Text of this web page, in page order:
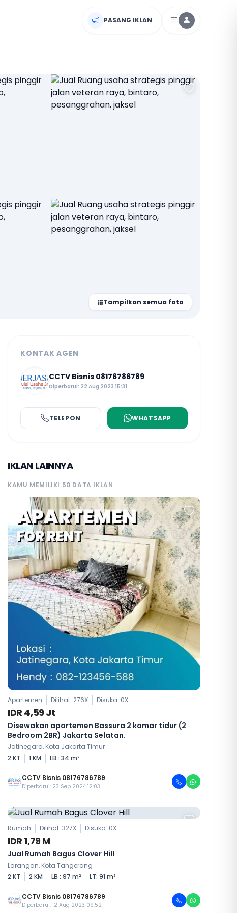
PASANG IKLAN
Tampilkan semua foto
KONTAK AGEN
CCTV Bisnis 08176786789
Diperbarui: 22 Aug 2023 15:31
TELEPON WHATSAPP
IKLAN LAINNYA
KAMU MEMILIKI 50 DATA IKLAN
Apartemen Dilihat: 276X Disuka: 0X
IDR 4,59 Jt
Disewakan apartemen Bassura 2 kamar tidur (2
Bedroom 2BR) Jakarta Selatan.
Jatinegara, Kota Jakarta Timur
2 KT
1 KM LB : 34 m²
CCTV Bisnis 08176786789
Diperbarui: 23 Sep 2024 12:03
Rumah Dilihat: 327X Disuka: 0X
IDR 1,79 M
Jual Rumah Bagus Clover Hill
Larangan, Kota Tangerang
2 KT
2 KM LB : 97 m² LT: 91 m²
CCTV Bisnis 08176786789
Diperbarui: 12 Aug 2023 09:52